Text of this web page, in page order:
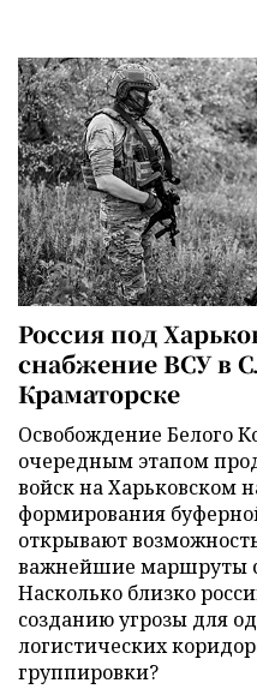
Россия под
снабжение ВСУ в
Краматорске
Освобождение Белого
очередным этапом
войск на Харьковском
формирования
открывают
важнейшие маршруты
Насколько близко
созданию угрозы для
логистических
группировки?